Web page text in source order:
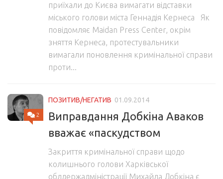
приїхали до Києва вимагати відставки
міського голови міста Геннадія Кернеса Як
повідомляє Maidan Press Center, окрім
зняття Кернеса, протестувальники
вимагали поновлення кримінальної справи
проти...
2
ПОЗИТИВ/НЕГАТИВ 01.09.2014
Виправдання Добкіна Аваков
вважає «паскудством
Закриття кримінальної справи щодо
колишнього голови Харківської
облдержадміністрації Михайла Добкіна є